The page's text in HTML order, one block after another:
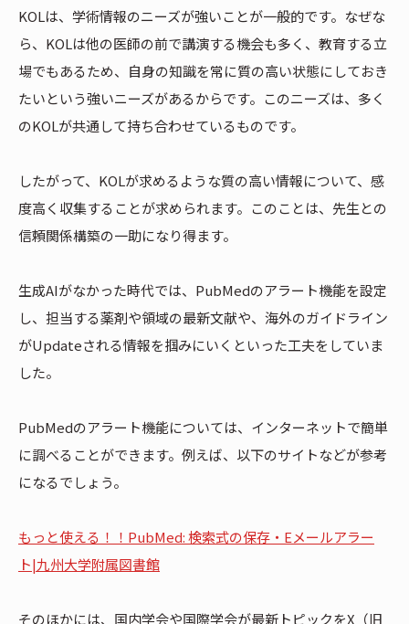
KOLは、学術情報のニーズが強いことが一般的です。なぜな
ら、KOLは他の医師の前で講演する機会も多く、教育する立
場でもあるため、自身の知識を常に質の高い状態にしておき
たいという強いニーズがあるからです。このニーズは、多く
のKOLが共通して持ち合わせているものです。
したがって、KOLが求めるような質の高い情報について、感
度高く収集することが求められます。このことは、先生との
信頼関係構築の一助になり得ます。
生成AIがなかった時代では、PubMedのアラート機能を設定
し、担当する薬剤や領域の最新文献や、海外のガイドライン
がUpdateされる情報を掴みにいくといった工夫をしていま
した。
PubMedのアラート機能については、インターネットで簡単
に調べることができます。例えば、以下のサイトなどが参考
になるでしょう。
もっと使える！！PubMed: 検索式の保存・Eメールアラー
ト|九州大学附属図書館
そのほかには、国内学会や国際学会が最新トピックをX（旧